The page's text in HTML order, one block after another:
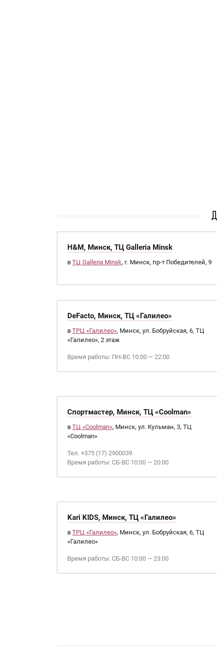
H&M, Минск, ТЦ Galleria Minsk
в ТЦ Galleria Minsk, г. Минск, пр-т Победителей, 9
DeFacto, Минск, ТЦ «Галилео»
в ТРЦ «Галилео», Минск, ул. Бобруйская, 6, ТЦ
«Галилео», 2 этаж
Время работы: ПН-ВС 10:00 — 22:00
Спортмастер, Минск, ТЦ «Coolman»
в ТЦ «Coolman», Минск, ул. Кульман, 3, ТЦ
«Coolman»
Тел. +375 (17) 2900039
Время работы: СБ-ВС 10:00 — 20:00
Kari KIDS, Минск, ТЦ «Галилео»
в ТРЦ «Галилео», Минск, ул. Бобруйская, 6, ТЦ
«Галилео»
Время работы: СБ-ВС 10:00 — 23:00